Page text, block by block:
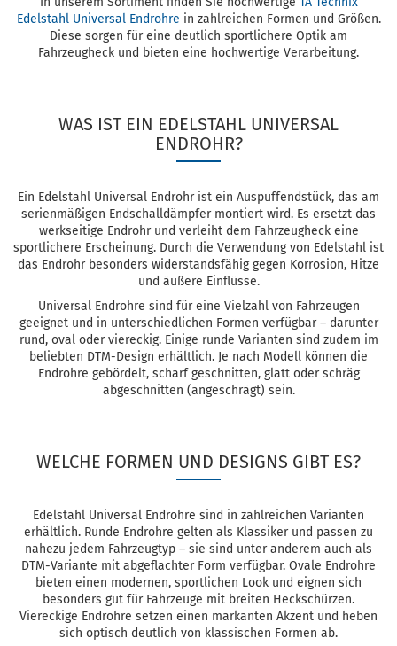
Edelstahl Universal Endrohre in zahlreichen Formen und Größen.
Diese sorgen für eine deutlich sportlichere Optik am
Fahrzeugheck und bieten eine hochwertige Verarbeitung.
WAS IST EIN EDELSTAHL UNIVERSAL
ENDROHR?
Ein Edelstahl Universal Endrohr ist ein Auspuffendstück, das am
serienmäßigen Endschalldämpfer montiert wird. Es ersetzt das
werkseitige Endrohr und verleiht dem Fahrzeugheck eine
sportlichere Erscheinung. Durch die Verwendung von Edelstahl ist
das Endrohr besonders widerstandsfähig gegen Korrosion, Hitze
und äußere Einflüsse.
Universal Endrohre sind für eine Vielzahl von Fahrzeugen
geeignet und in unterschiedlichen Formen verfügbar – darunter
rund, oval oder viereckig. Einige runde Varianten sind zudem im
beliebten DTM-Design erhältlich. Je nach Modell können die
Endrohre gebördelt, scharf geschnitten, glatt oder schräg
abgeschnitten (angeschrägt) sein.
WELCHE FORMEN UND DESIGNS GIBT ES?
Edelstahl Universal Endrohre sind in zahlreichen Varianten
erhältlich. Runde Endrohre gelten als Klassiker und passen zu
nahezu jedem Fahrzeugtyp – sie sind unter anderem auch als
DTM-Variante mit abgeflachter Form verfügbar. Ovale Endrohre
bieten einen modernen, sportlichen Look und eignen sich
besonders gut für Fahrzeuge mit breiten Heckschürzen.
Viereckige Endrohre setzen einen markanten Akzent und heben
sich optisch deutlich von klassischen Formen ab.